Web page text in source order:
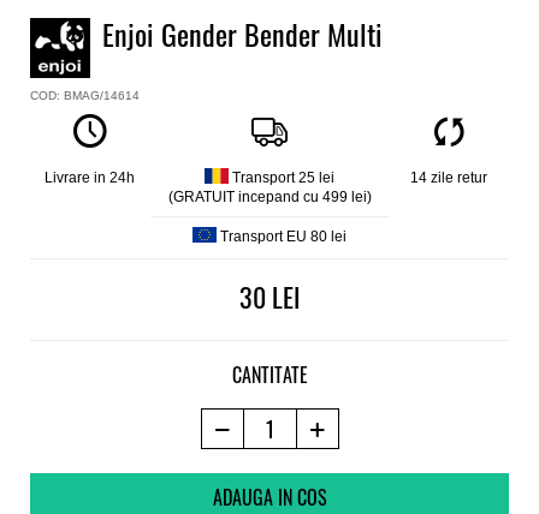
Suruburi skate Enjoi
Model
Gender Beder
Marime
7/8 inch
Pachetul contine set de 8 suruburi, 8 piulite, 1imbus stiker Enjoi
Enjoi Gender Bender Multi
COD: BMAG/14614
Livrare in 24h
Transport 25 lei
(GRATUIT incepand cu 499 lei)
Transport EU 80 lei
14 zile retur
30
CANTITATE
ADAUGA IN COS